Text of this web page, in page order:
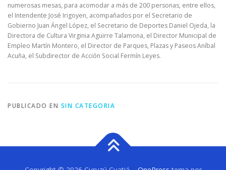
numerosas mesas, para acomodar a más de 200 personas, entre ellos,
el Intendente José Irigoyen, acompañados por el Secretario de
Gobierno Juan Ángel López, el Secretario de Deportes Daniel Ojeda, la
Directora de Cultura Virginia Aguirre Talamona, el Director Municipal de
Empleo Martín Montero, el Director de Parques, Plazas y Paseos Aníbal
Acuña, el Subdirector de Acción Social Fermín Leyes.
PUBLICADO EN SIN CATEGORIA